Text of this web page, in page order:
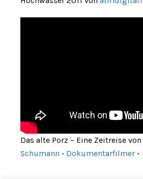
Das alte Porz – Eine Zeitreise von
Schumann • Dokumentarfilmer •